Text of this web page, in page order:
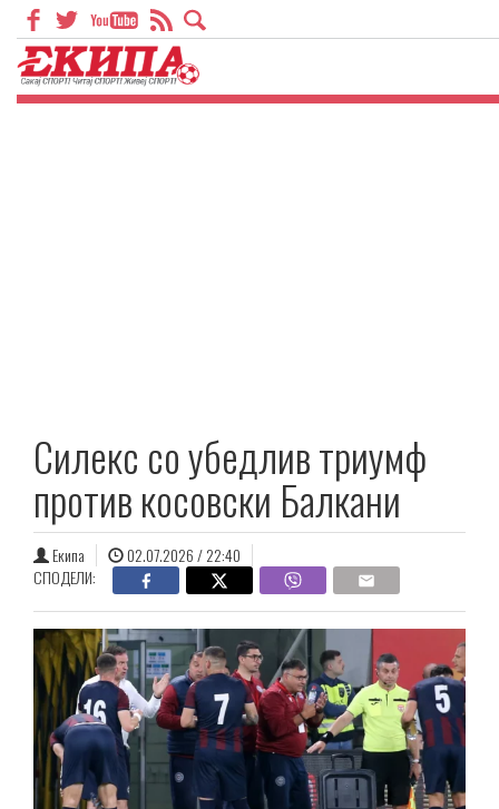
Силекс со убедлив триумф
против косовски Балкани
Екипа
02.07.2026 / 22:40
СПОДЕЛИ: